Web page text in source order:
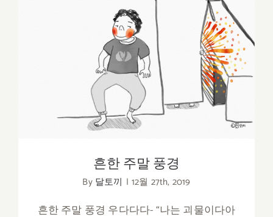
흔한 주말 풍경
흔한 주말 풍경
By 달토끼 | 12월 27th, 2019
흔한 주말 풍경 우다다다- “나는 괴물이다아